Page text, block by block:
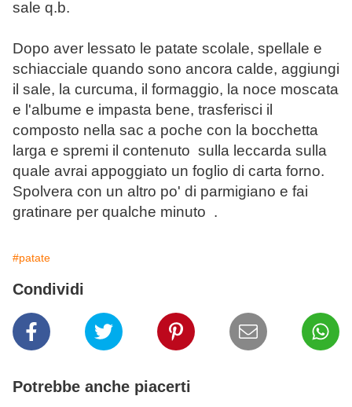
sale q.b.
Dopo aver lessato le patate scolale, spellale e
schiacciale quando sono ancora calde, aggiungi
il sale, la curcuma, il formaggio, la noce moscata
e l'albume e impasta bene, trasferisci il
composto nella sac a poche con la bocchetta
larga e spremi il contenuto sulla leccarda sulla
quale avrai appoggiato un foglio di carta forno.
Spolvera con un altro po' di parmigiano e fai
gratinare per qualche minuto .
#patate
Condividi
Potrebbe anche piacerti